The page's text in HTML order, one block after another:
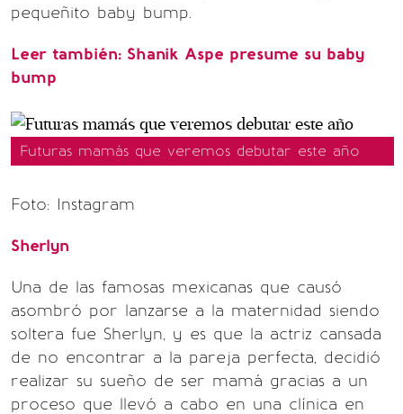
pequeñito baby bump.
Leer también: Shanik Aspe presume su baby
bump
Futuras mamás que veremos debutar este año
Foto: Instagram
Sherlyn
Una de las famosas mexicanas que causó
asombró por lanzarse a la maternidad siendo
soltera fue Sherlyn, y es que la actriz cansada
de no encontrar a la pareja perfecta, decidió
realizar su sueño de ser mamá gracias a un
proceso que llevó a cabo en una clínica en